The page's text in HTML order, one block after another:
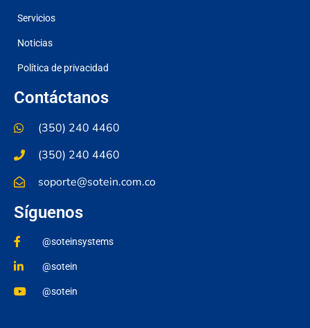
Servicios
Noticias
Política de privacidad
Contáctanos
(350) 240 4460
(350) 240 4460
soporte@sotein.com.co
Síguenos
@soteinsystems
@sotein
@sotein